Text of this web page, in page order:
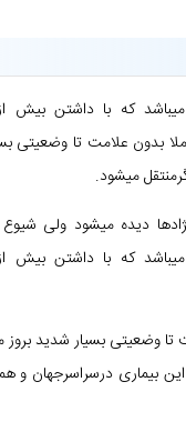
بدون علامت تا
میشود.
دیده میشود ولی شیوع
تا وضعیتی بسیار شدید
بیماری درسراسرجهان و